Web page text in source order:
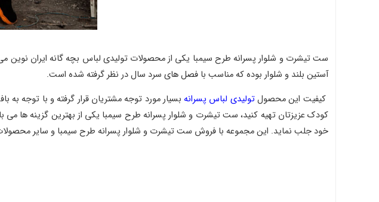
ست تیشرت و شلوار پسرانه طرح سیمبا یکی از محصولات تولیدی لباس بچه گانه ایران
آستین بلند و شلوار بوده که مناسب با فصل های سرد سال در نظر گرفته شده است.
کیفیت این محصولتولیدی لباس پسرانه بسیار مورد توجه مشتریان قرار گرفته و با توجه
کودک عزیزتان تهیه کنید، ست تیشرت و شلوار پسرانه طرح سیمبا یکی از بهترین گزینه ها
خود جلب نماید. این مجموعه با فروش ست تیشرت و شلوار پسرانه طرح سیمبا و سایر